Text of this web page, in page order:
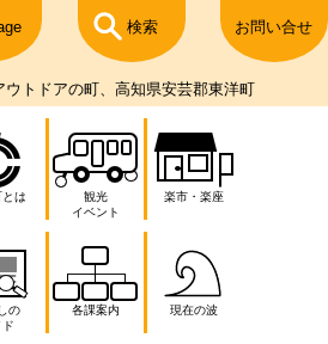
検索 お問い合せ
トドアの町、高知県安芸郡東洋町
は
観光
イベント
楽市・楽座
の
ド
各課案内 現在の波